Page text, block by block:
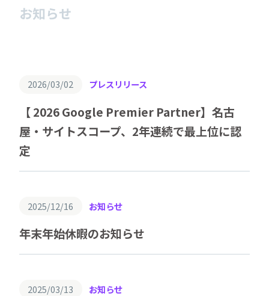
お知らせ
2026/03/02 プレスリリース
【 2026 Google Premier Partner】名古
屋・サイトスコープ、2年連続で最上位に認
定
2025/12/16 お知らせ
年末年始休暇のお知らせ
2025/03/13 お知らせ